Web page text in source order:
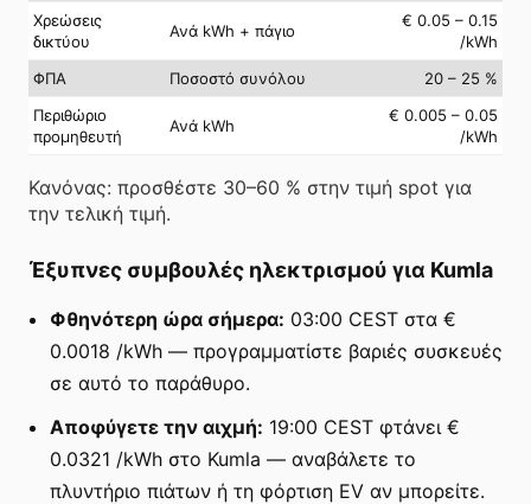
Χρεώσεις
δικτύου
Ανά kWh + πάγιο
€ 0.05 – 0.15
/kWh
ΦΠΑ
Ποσοστό συνόλου
20 – 25 %
Περιθώριο
προμηθευτή
Ανά kWh
€ 0.005 – 0.05
/kWh
Κανόνας: προσθέστε 30–60 % στην τιμή spot για
την τελική τιμή.
Έξυπνες συμβουλές ηλεκτρισμού για Kumla
Φθηνότερη ώρα σήμερα: 03:00 CEST στα €
0.0018 /kWh — προγραμματίστε βαριές συσκευές
σε αυτό το παράθυρο.
Αποφύγετε την αιχμή: 19:00 CEST φτάνει €
0.0321 /kWh στο Kumla — αναβάλετε το
πλυντήριο πιάτων ή τη φόρτιση EV αν μπορείτε.